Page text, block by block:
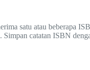
satu atau beberapa
catatan ISBN